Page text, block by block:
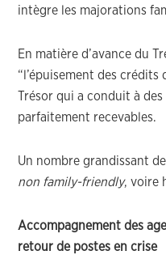
intègre les majorations
En matière d’avance du
“l’épuisement des
Trésor qui a conduit à
parfaitement recevables.
Un nombre grandissant
non family-friendly, voire
Accompagnement des
retour de postes en crise